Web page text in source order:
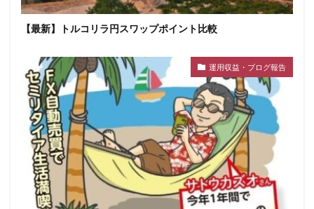
【最新】トルコリラ円スワップポイント比較
運用収益・ブログ報告